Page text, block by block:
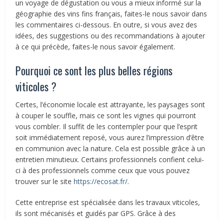
un voyage de dégustation ou vous a mieux informé sur la
géographie des vins fins français, faites-le nous savoir dans
les commentaires ci-dessous. En outre, si vous avez des
idées, des suggestions ou des recommandations à ajouter
à ce qui précède, faites-le nous savoir également.
Pourquoi ce sont les plus belles régions
viticoles ?
Certes, l’économie locale est attrayante, les paysages sont
à couper le souffle, mais ce sont les vignes qui pourront
vous combler. Il suffit de les contempler pour que l’esprit
soit immédiatement reposé, vous aurez l’impression d’être
en communion avec la nature. Cela est possible grâce à un
entretien minutieux. Certains professionnels confient celui-
ci à des professionnels comme ceux que vous pouvez
trouver sur le sitehttps://ecosat.fr/.
Cette entreprise est spécialisée dans les travaux viticoles,
ils sont mécanisés et guidés par GPS. Grâce à des